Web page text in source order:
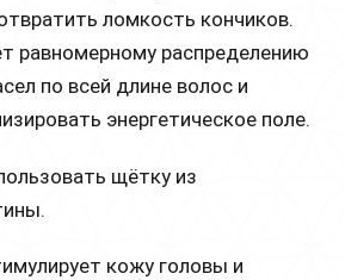
ломкость кончиков.
равномерному распределению
по всей длине волос и
энергетическое поле.
щётку из
кожу головы и